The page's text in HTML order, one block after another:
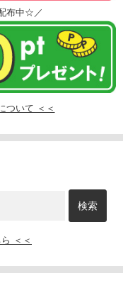
布中☆／
ついて ＜＜
＜＜